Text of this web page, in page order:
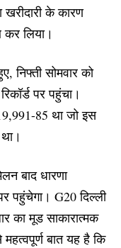
के कारण
लिया।
निफ्ती सोमवार को
परपहुंचा।
85 था जो इस
बाद धारणा
पहुंचेगा। G20 दिल्ली
का मूड साकारात्मक
बात यह है कि